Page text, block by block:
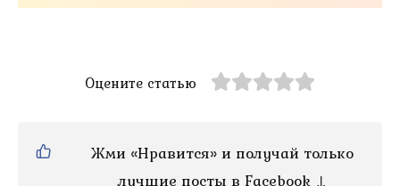
Оцените статью
Жми «Нравится» и получай только
лучшие посты в Facebook ↓